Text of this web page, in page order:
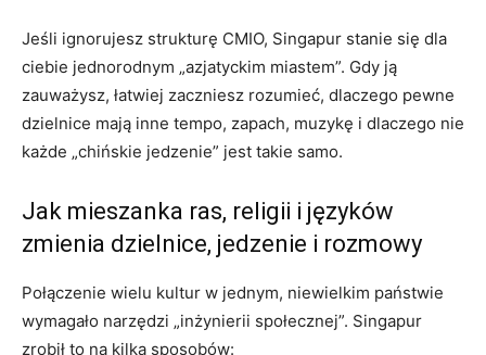
Jeśli ignorujesz strukturę CMIO, Singapur stanie się dla
ciebie jednorodnym „azjatyckim miastem”. Gdy ją
zauważysz, łatwiej zaczniesz rozumieć, dlaczego pewne
dzielnice mają inne tempo, zapach, muzykę i dlaczego nie
każde „chińskie jedzenie” jest takie samo.
Jak mieszanka ras, religii i języków
zmienia dzielnice, jedzenie i rozmowy
Połączenie wielu kultur w jednym, niewielkim państwie
wymagało narzędzi „inżynierii społecznej”. Singapur
zrobił to na kilka sposobów: